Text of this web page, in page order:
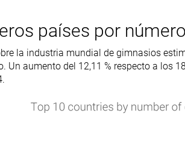
países por
la industria mundial de gimnasios
Un aumento del 12,11 % respecto a los